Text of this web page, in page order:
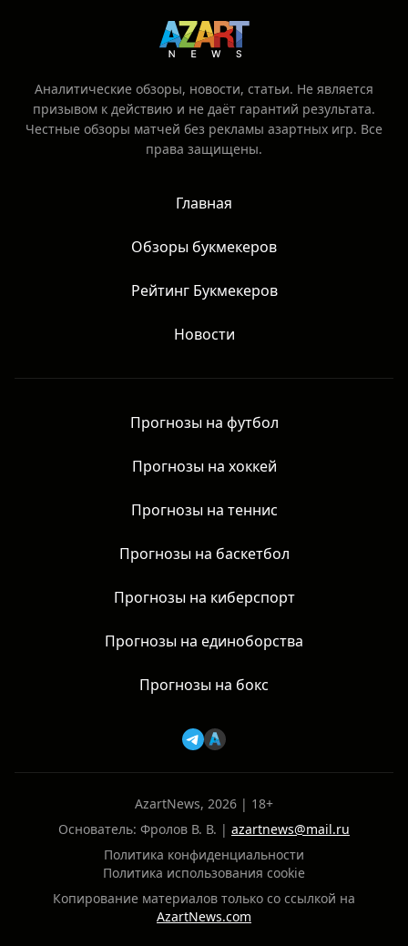
Аналитические обзоры, новости, статьи. Не является
призывом к действию и не даёт гарантий результата.
Честные обзоры матчей без рекламы азартных игр. Все
права защищены.
Главная
Обзоры букмекеров
Рейтинг Букмекеров
Новости
Прогнозы на футбол
Прогнозы на хоккей
Прогнозы на теннис
Прогнозы на баскетбол
Прогнозы на киберспорт
Прогнозы на единоборства
Прогнозы на бокс
AzartNews, 2026 | 18+
Основатель: Фролов В. В. | azartnews@mail.ru
Политика конфиденциальности
Политика использования cookie
Копирование материалов только со ссылкой на
AzartNews.com